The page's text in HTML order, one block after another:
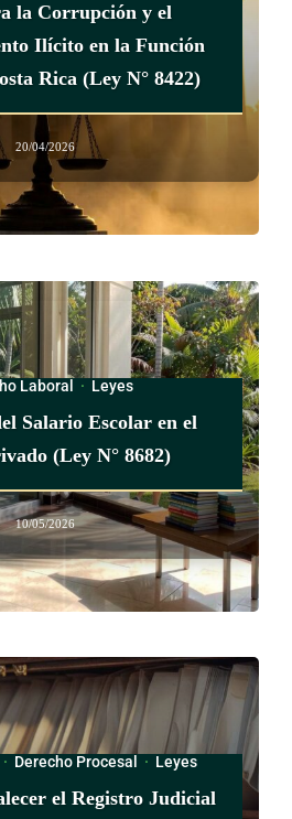
la Corrupción y el
Ilícito en la Función
Rica (Ley N° 8422)
20/04/2026
Laboral · Leyes
Salario Escolar en el
(Ley N° 8682)
10/05/2026
· Derecho Procesal · Leyes
el Registro Judicial